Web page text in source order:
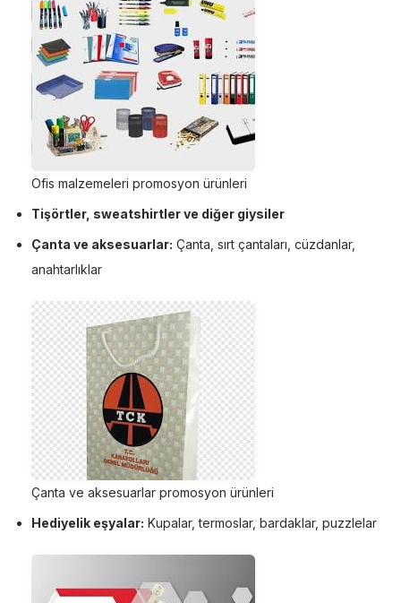
Ofis malzemeleri promosyon ürünleri
Tişörtler, sweatshirtler ve diğer giysiler
Çanta ve aksesuarlar: Çanta, sırt çantaları, cüzdanlar,
anahtarlıklar
Çanta ve aksesuarlar promosyon ürünleri
Hediyelik eşyalar: Kupalar, termoslar, bardaklar, puzzlelar